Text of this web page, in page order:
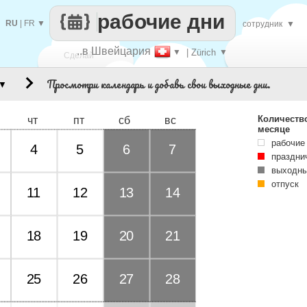
Сделай
..в Швейцария ▼ | Zürich ▼
рабочие дни
RU FR ▼ сотрудник ▼
Просмотри календарь и добавь свои выходные дни.
чт пт сб вс
4 5 6 7
11 12 13 14
18 19 20 21
25 26 27 28
месяце
отпуск